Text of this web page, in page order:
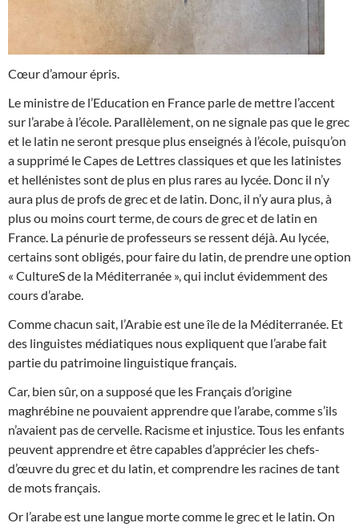
Cœur d’amour épris.
Le ministre de l’Education en France parle de mettre l’accent
sur l’arabe à l’école. Parallèlement, on ne signale pas que le grec
et le latin ne seront presque plus enseignés à l’école, puisqu’on
a supprimé le Capes de Lettres classiques et que les latinistes
et hellénistes sont de plus en plus rares au lycée. Donc il n’y
aura plus de profs de grec et de latin. Donc, il n’y aura plus, à
plus ou moins court terme, de cours de grec et de latin en
France. La pénurie de professeurs se ressent déjà. Au lycée,
certains sont obligés, pour faire du latin, de prendre une option
« CultureS de la Méditerranée », qui inclut évidemment des
cours d’arabe.
Comme chacun sait, l’Arabie est une île de la Méditerranée. Et
des linguistes médiatiques nous expliquent que l’arabe fait
partie du patrimoine linguistique français.
Car, bien sûr, on a supposé que les Français d’origine
maghrébine ne pouvaient apprendre que l’arabe, comme s’ils
n’avaient pas de cervelle. Racisme et injustice. Tous les enfants
peuvent apprendre et être capables d’apprécier les chefs-
d’œuvre du grec et du latin, et comprendre les racines de tant
de mots français.
Or l’arabe est une langue morte comme le grec et le latin. On